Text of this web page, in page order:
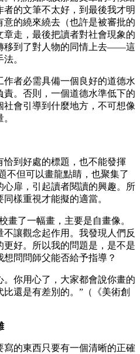
的文筆不太好，到最後我才明
的繞來繞去（也許是被審批的
章走，最後把讀者對社會現象的
到了對人物的同情上去——這
。
者必需具備一個良好的道德水
。否則，一個道德水準低下的
社會引導到什麼地方，不可想像
到好處的標題，也不能發揮
不但可以畫龍點睛，也聚集了
扉，引起讀者閱讀的興趣。所
樣重視才能擬的適當。
畫了一幅畫，主要是自畫像。
讓觀念起作用。我發現人們反
好。所以我的問題是，是不是
想問問師父能否給予指導？
你用心了，大家都會說你畫的
還是有差別的。”（《美術創
的東西只要有一個清晰的正確